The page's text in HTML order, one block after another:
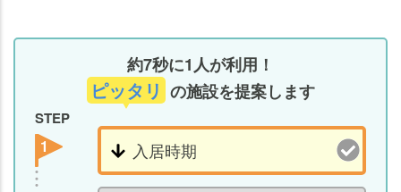
約7秒に1人が利用！
ピッタリ の施設を提案します
STEP
1